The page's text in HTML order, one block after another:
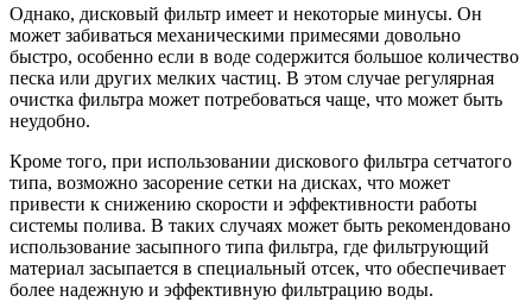
Однако, дисковый фильтр имеет и некоторые минусы. Он
может забиваться механическими примесями довольно
быстро, особенно если в воде содержится большое количество
песка или других мелких частиц. В этом случае регулярная
очистка фильтра может потребоваться чаще, что может быть
неудобно.
Кроме того, при использовании дискового фильтра сетчатого
типа, возможно засорение сетки на дисках, что может
привести к снижению скорости и эффективности работы
системы полива. В таких случаях может быть рекомендовано
использование засыпного типа фильтра, где фильтрующий
материал засыпается в специальный отсек, что обеспечивает
более надежную и эффективную фильтрацию воды.